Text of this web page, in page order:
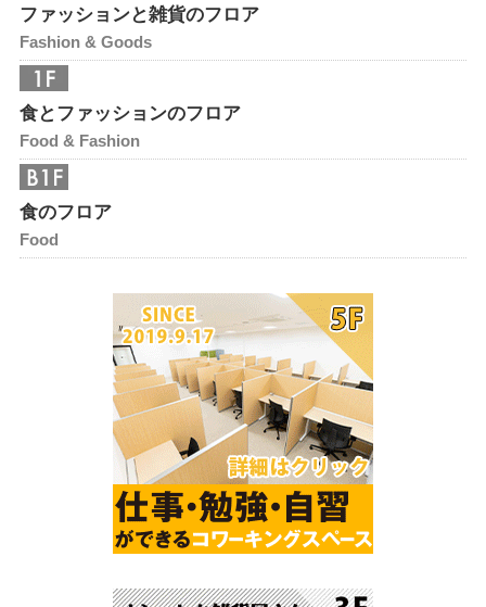
ファッションと雑貨のフロア
Fashion & Goods
食とファッションのフロア
Food & Fashion
食のフロア
Food